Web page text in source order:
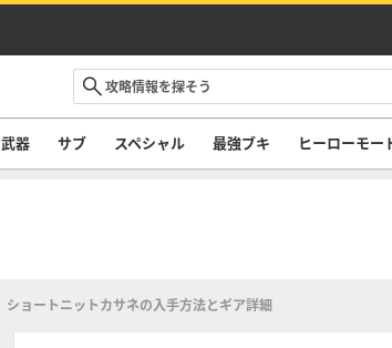
武器 サブ スペシャル 最強ブキ ヒーローモー
ショートニットカサネの入手方法とギア詳細